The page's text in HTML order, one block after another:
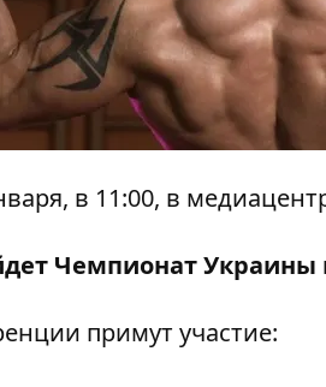
в 11:00, в
Чемпионат Украины
примут участие: